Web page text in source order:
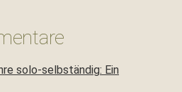
solo-selbständig: Ein